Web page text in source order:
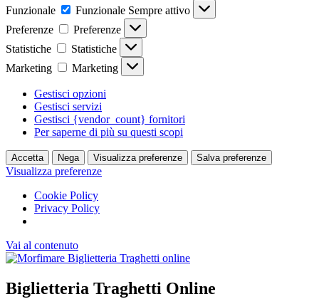
Funzionale
Funzionale Sempre attivo
Preferenze
Preferenze
Statistiche
Statistiche
Marketing
Marketing
Gestisci opzioni
Gestisci servizi
Gestisci {vendor_count} fornitori
Per saperne di più su questi scopi
Accetta Nega Visualizza preferenze Salva preferenze
Visualizza preferenze
Cookie Policy
Privacy Policy
Vai al contenuto
Biglietteria Traghetti Online